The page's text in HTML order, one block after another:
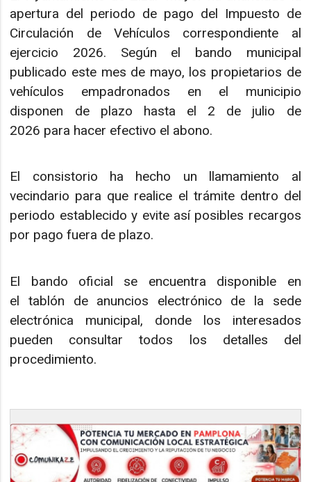
apertura del periodo de pago del Impuesto de
Circulación de Vehículos correspondiente al
ejercicio 2026. Según el bando municipal
publicado este mes de mayo, los propietarios de
vehículos empadronados en el municipio
disponen de plazo hasta el 2 de julio de
2026 para hacer efectivo el abono.
El consistorio ha hecho un llamamiento al
vecindario para que realice el trámite dentro del
periodo establecido y evite así posibles recargos
por pago fuera de plazo.
El bando oficial se encuentra disponible en
el tablón de anuncios electrónico de la sede
electrónica municipal, donde los interesados
pueden consultar todos los detalles del
procedimiento.